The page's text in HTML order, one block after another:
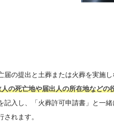
の提出と土葬または火葬を実施し
の死亡地や届出人の所在地などの
入し、「火葬許可申請書」と一
れます。